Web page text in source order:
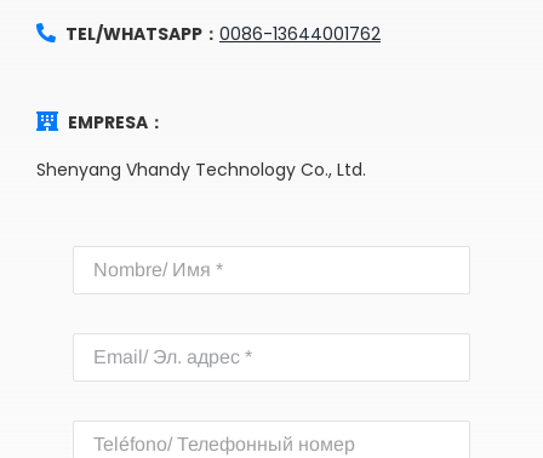
TEL/WHATSAPP： 0086-13644001762
EMPRESA：
Shenyang Vhandy Technology Co., Ltd.